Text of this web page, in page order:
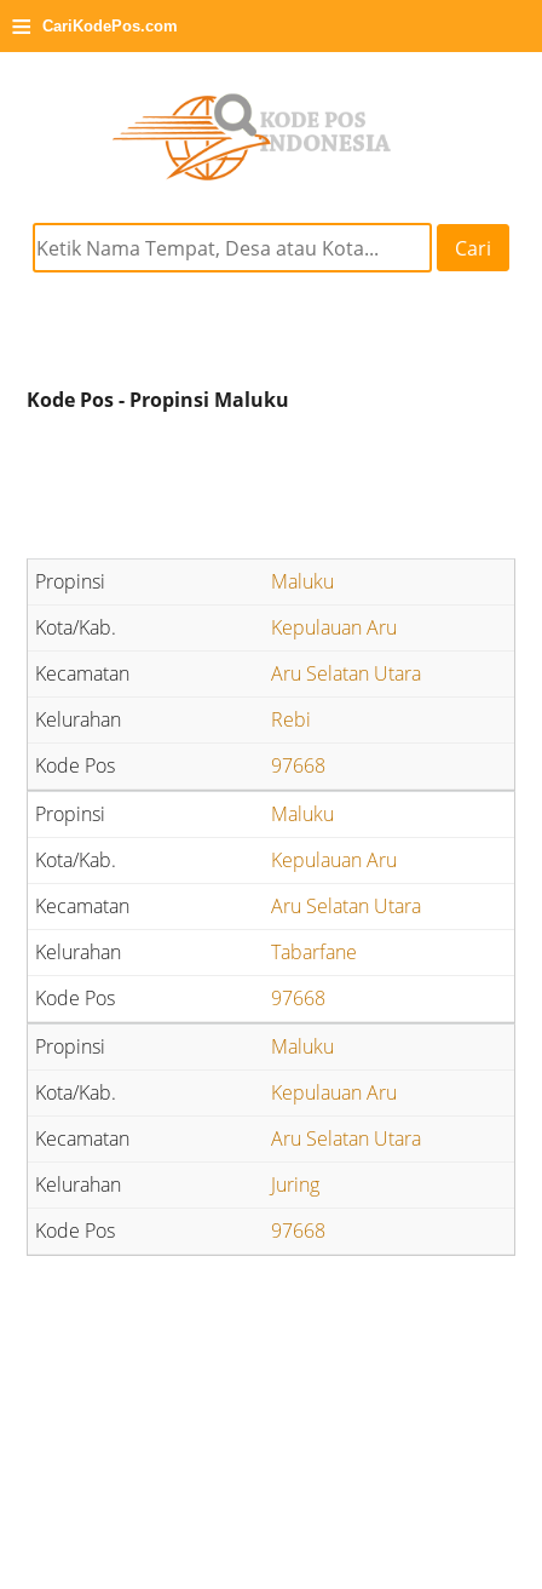
≡ CariKodePos.com
Cari
Kode Pos - Propinsi Maluku
Maluku
Kepulauan Aru
Aru Selatan Utara
Rebi
97668
Maluku
Kepulauan Aru
Aru Selatan Utara
Tabarfane
97668
Maluku
Kepulauan Aru
Aru Selatan Utara
Juring
97668